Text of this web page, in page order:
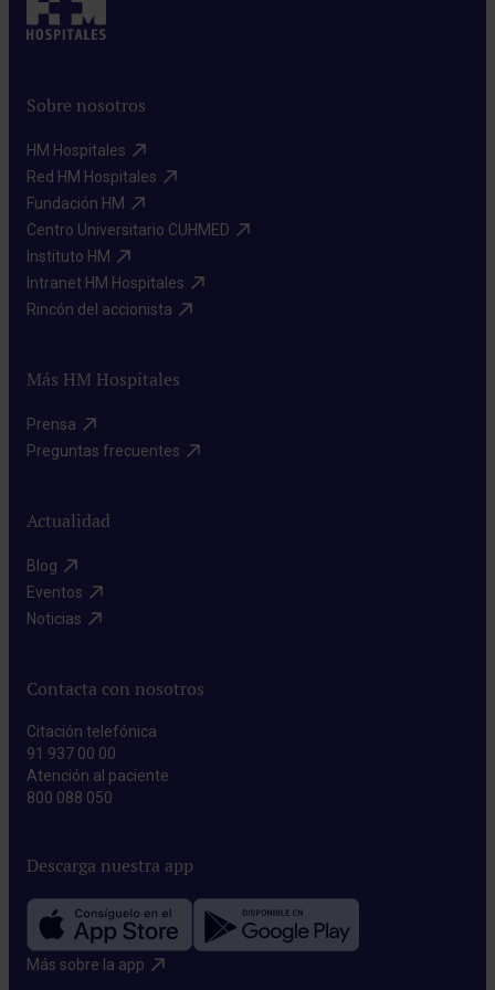
estilo
pruebas
de
detección
específicas
y
cirugías
profilácticas.
de
procedimientos
quirúrgicos
realizan
extirpar
órganos
sanos
que
tienen
un
riesgo
desarrollar
cáncer
Sobre nosotros
HM Hospitales​
Red HM Hospitales​
Fundación HM​
Centro Universitario CUHMED​
Instituto HM​
Intranet HM Hospitales​
Rincón del accionista​
Más HM Hospitales
Prensa​
Preguntas frecuentes​
Actualidad
Blog​
Eventos​
Noticias​
Contacta con nosotros
Citación telefónica
91 937 00 00
Atención al paciente
800 088 050
Descarga nuestra app
Más sobre la app​